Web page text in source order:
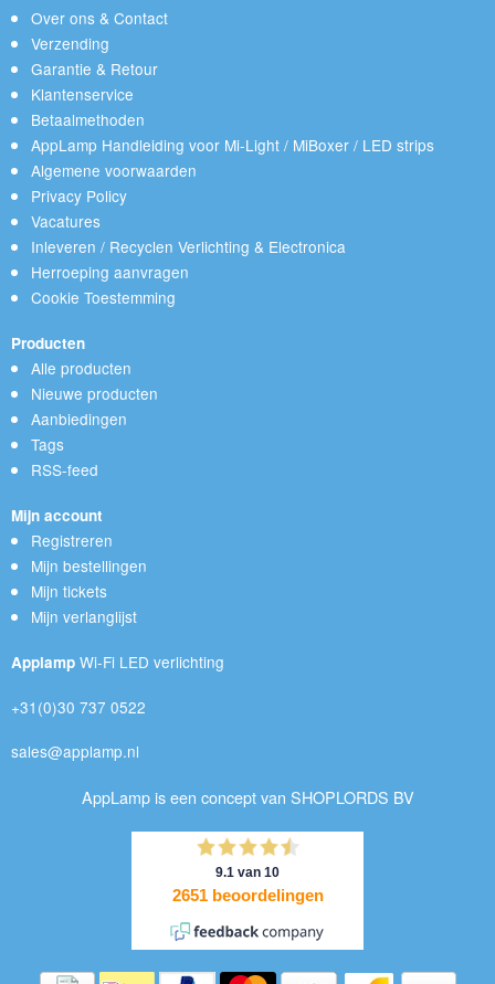
Over ons & Contact
Verzending
Garantie & Retour
Klantenservice
Betaalmethoden
AppLamp Handleiding voor Mi-Light / MiBoxer / LED strips
Algemene voorwaarden
Privacy Policy
Vacatures
Inleveren / Recyclen Verlichting & Electronica
Herroeping aanvragen
Cookie Toestemming
Producten
Alle producten
Nieuwe producten
Aanbiedingen
Tags
RSS-feed
Mijn account
Registreren
Mijn bestellingen
Mijn tickets
Mijn verlanglijst
Applamp Wi-Fi LED verlichting
+31(0)30 737 0522
sales@applamp.nl
AppLamp is een concept van SHOPLORDS BV